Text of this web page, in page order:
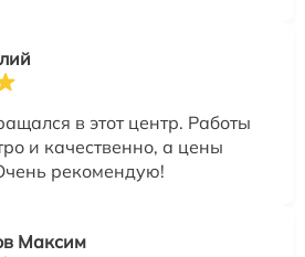
в этот центр. Работы
и качественно, а цены
рекомендую!
Максим